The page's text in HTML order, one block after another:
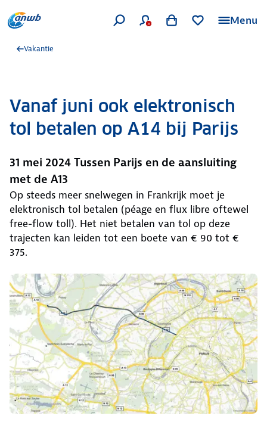
Menu
Vakantie
Vanaf juni ook elektronisch
tol betalen op A14 bij Parijs
31 mei 2024 Tussen Parijs en de aansluiting
met de A13
Op steeds meer snelwegen in Frankrijk moet je
elektronisch tol betalen (péage en flux libre oftewel
free-flow toll). Het niet betalen van tol op deze
trajecten kan leiden tot een boete van € 90 tot €
375.